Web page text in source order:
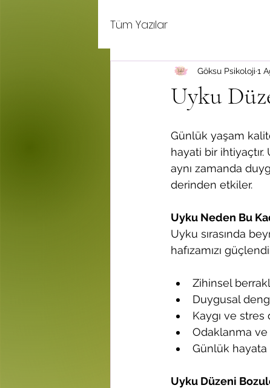
Tüm Yazılar
Uyku
Göksu Psikoloji 1
Günlük yaşam
hayati bir
aynı zamanda
derinden etkiler.
Uyku Neden Bu
Uyku sırasında
hafızamızı
Zihinsel
Duygusal
Kaygı ve stres
Odaklanma
Günlük hayata
Uyku Düzeni